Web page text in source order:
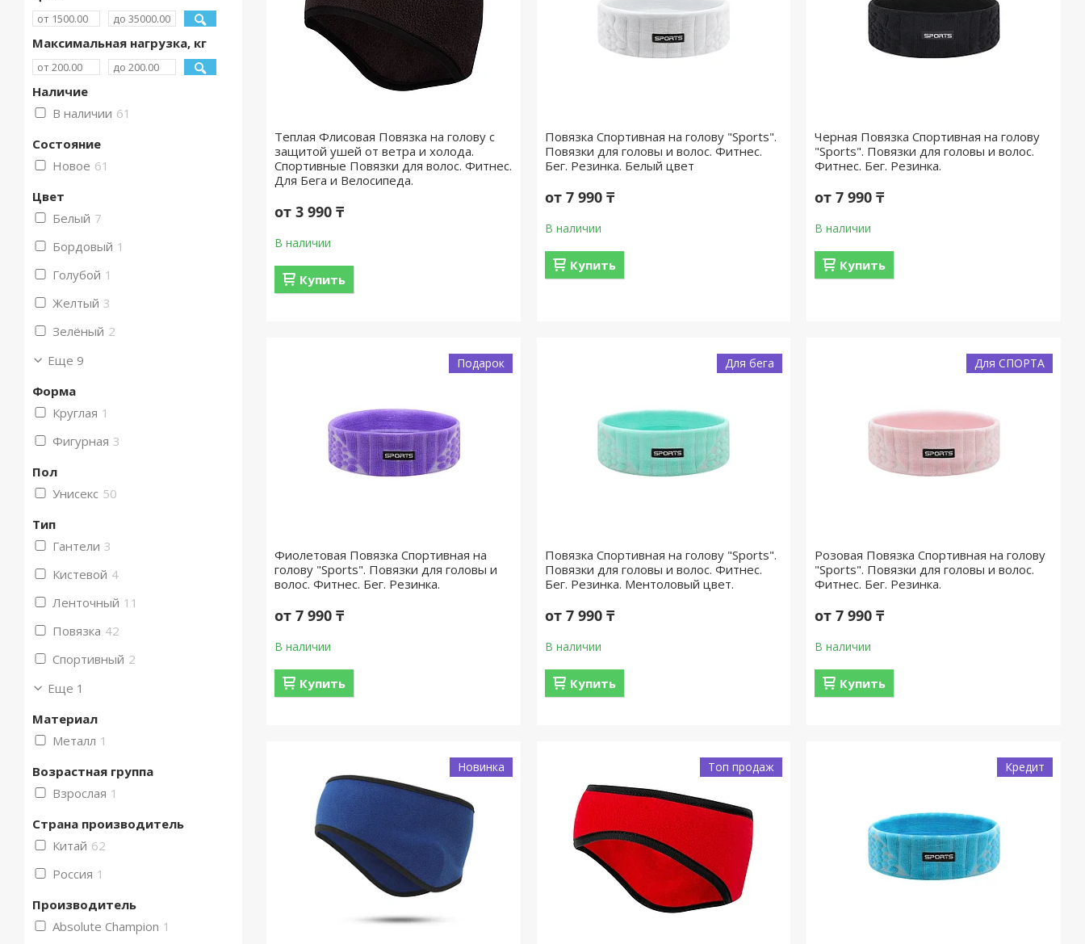
Теплая Флисовая Повязка на голову с
защитой ушей от ветра и холода.
Спортивные Повязки для волос. Фитнес.
Для Бега и Велосипеда.
от 3 990 ₸
В наличии
Купить
Повязка Спортивная на голову "Sports".
Повязки для головы и волос. Фитнес.
Бег. Резинка. Белый цвет
от 7 990 ₸
В наличии
Купить
Черная Повязка Спортивная на голову
"Sports". Повязки для головы и волос.
Фитнес. Бег. Резинка.
от 7 990 ₸
В наличии
Купить
Подарок
Фиолетовая Повязка Спортивная на
голову "Sports". Повязки для головы и
волос. Фитнес. Бег. Резинка.
от 7 990 ₸
В наличии
Купить
Для бега
Повязка Спортивная на голову "Sports".
Повязки для головы и волос. Фитнес.
Бег. Резинка. Ментоловый цвет.
от 7 990 ₸
В наличии
Купить
Для СПОРТА
Розовая Повязка Спортивная на голову
"Sports". Повязки для головы и волос.
Фитнес. Бег. Резинка.
от 7 990 ₸
В наличии
Купить
Новинка Топ продаж Кредит
Максимальная нагрузка, кг
Наличие
В наличии 61
Состояние
Новое 61
Цвет
Белый 7
Бордовый 1
Голубой 1
Желтый 3
Зелёный 2
Еще 9
Форма
Круглая 1
Фигурная 3
Пол
Унисекс 50
Тип
Гантели 3
Кистевой 4
Ленточный 11
Повязка 42
Спортивный 2
Еще 1
Материал
Металл 1
Возрастная группа
Взрослая 1
Страна производитель
Китай 62
Россия 1
Производитель
Absolute Champion 1